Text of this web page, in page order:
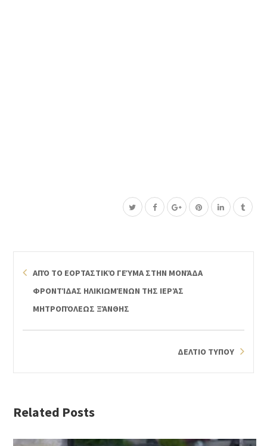
ΑΠΌ ΤΟ ΕΟΡΤΑΣΤΙΚΌ ΓΕΎΜΑ ΣΤΗΝ ΜΟΝΆΔΑ
ΦΡΟΝΤΊΔΑΣ ΗΛΙΚΙΩΜΈΝΩΝ ΤΗΣ ΙΕΡΆΣ
ΜΗΤΡΟΠΌΛΕΩΣ ΞΆΝΘΗΣ
ΔΕΛΤΙΟ ΤΥΠΟΥ
Related Posts